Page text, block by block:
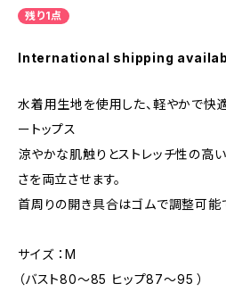
残り1点
International shipping
水着用生地を使用した、軽やかで快
ートップス
涼やかな肌触りとストレッチ性の高
さを両立させます。
首周りの開き具合はゴムで調整可能
サイズ ：M
（バスト80〜85 ヒップ87〜95 ）